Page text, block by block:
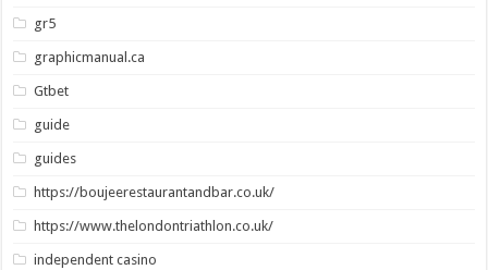
gr5
graphicmanual.ca
Gtbet
guide
guides
https://boujeerestaurantandbar.co.uk/
https://www.thelondontriathlon.co.uk/
independent casino